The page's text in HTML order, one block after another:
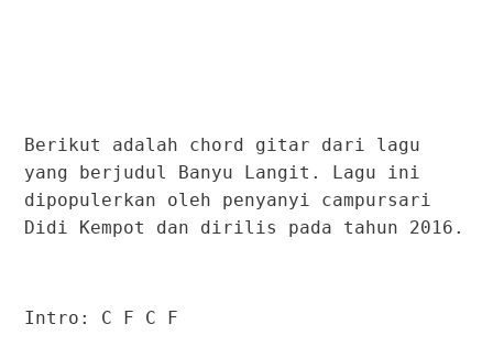
Berikut adalah chord gitar dari lagu
yang berjudul Banyu Langit. Lagu ini
dipopulerkan oleh penyanyi campursari
Didi Kempot dan dirilis pada tahun 2016.
Intro: C F C F